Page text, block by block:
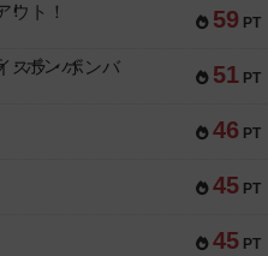
59 PT
ウト！
51 PT
スラ・ボンバ
46 PT
45 PT
45 PT